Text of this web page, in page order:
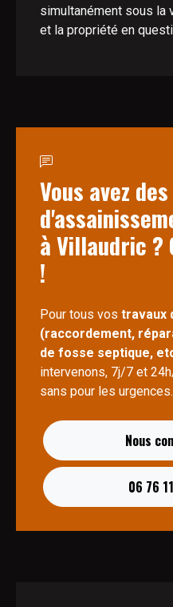
simultanément sous la
et la propriété en
Vous avez
à Villaudric ?
!
Pour tous vos travaux
(raccordement,
de fosse septique,
intervenons, 7j/7 et
sans pour les urgences.
Nous
06 76